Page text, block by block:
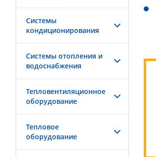
Системы
кондиционирования
Системы отопления и
водоснабжения
Тепловентиляционное
оборудование
Тепловое
оборудование